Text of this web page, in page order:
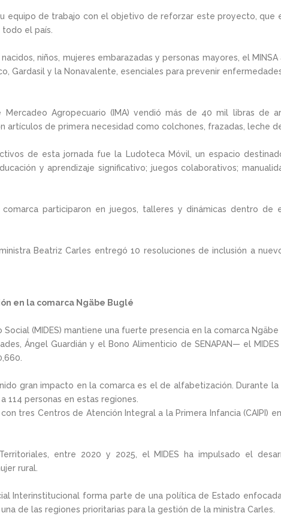
equipo de trabajo con el objetivo de reforzar este proyecto,
el país.
niños, mujeres embarazadas y personas mayores, el
Gardasil y la Nonavalente, esenciales para prevenir
Mercadeo Agropecuario (IMA) vendió más de 40 mil libras de
artículos de primera necesidad como colchones, frazadas, leche
de esta jornada fue la Ludoteca Móvil, un espacio
y aprendizaje significativo; juegos colaborativos;
participaron en juegos, talleres y dinámicas dentro de
Beatriz Carles entregó 10 resoluciones de inclusión a
en la comarca Ngäbe Buglé
Social (MIDES) mantiene una fuerte presencia en la comarca
Ángel Guardián y el Bono Alimenticio de SENAPAN— el
gran impacto en la comarca es el de alfabetización. Durante
114 personas en estas regiones.
con tres Centros de Atención Integral a la Primera Infancia (CAIPI)
entre 2020 y 2025, el MIDES ha impulsado el
rural.
Interinstitucional forma parte de una política de Estado
de las regiones prioritarias para la gestión de la ministra Carles.